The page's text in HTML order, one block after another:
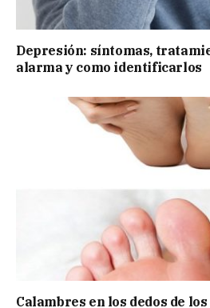
Depresión: síntomas,
alarma y como identificarlos
Calambres en los dedos de